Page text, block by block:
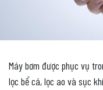
Máy bơm được phục vụ
lọc bể cá, lọc ao và sục